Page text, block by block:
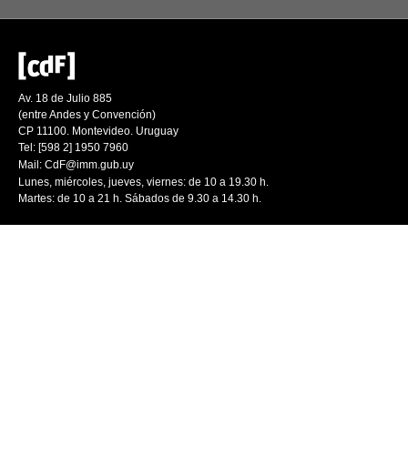
Av. 18 de Julio 885
(entre Andes y Convención)
CP 11100. Montevideo. Uruguay
Tel: [598 2] 1950 7960
Mail: CdF@imm.gub.uy
Lunes, miércoles, jueves, viernes: de 10 a 19.30 h.
Martes: de 10 a 21 h. Sábados de 9.30 a 14.30 h.